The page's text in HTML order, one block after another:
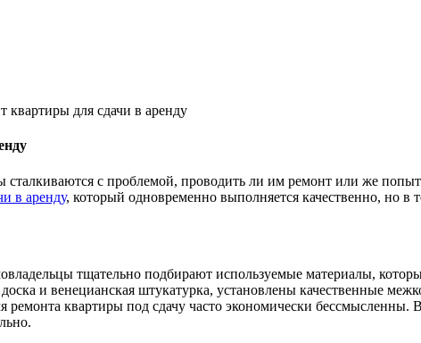
квартиры для сдачи в аренду
сталкиваются с проблемой, проводить ли им ремонт или же
в аренду, который одновременно выполняется качественно, но
тщательно подбирают используемые материалы,
и венецианская штукатурка, установлены качественные
квартиры под сдачу часто экономически бессмысленны.